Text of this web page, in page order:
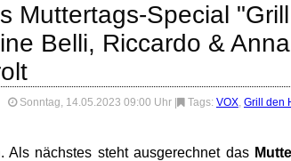
Muttertags-Special "Grill
Belli, Riccardo & Anna
Sonntag, 14.05.2023 09:00 Uhr Tags: VOX, Grill den
Als nächstes steht ausgerechnet das